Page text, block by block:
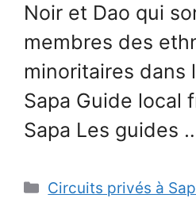
Noir et Dao qui
membres des
minoritaires dans
Sapa Guide local
Sapa Les guides
Catégories
Circuits privés à